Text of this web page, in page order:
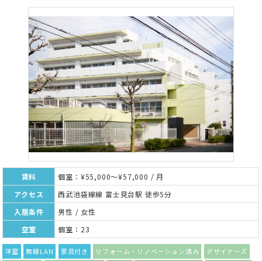
賃料
個室：¥55,000～¥57,000 / 月
アクセス
西武池袋線線 富士見台駅 徒歩5分
入居条件
男性 / 女性
空室
個室：23
洋室 無線LAN 家具付き リフォーム・リノベーション済み
デザイナーズ